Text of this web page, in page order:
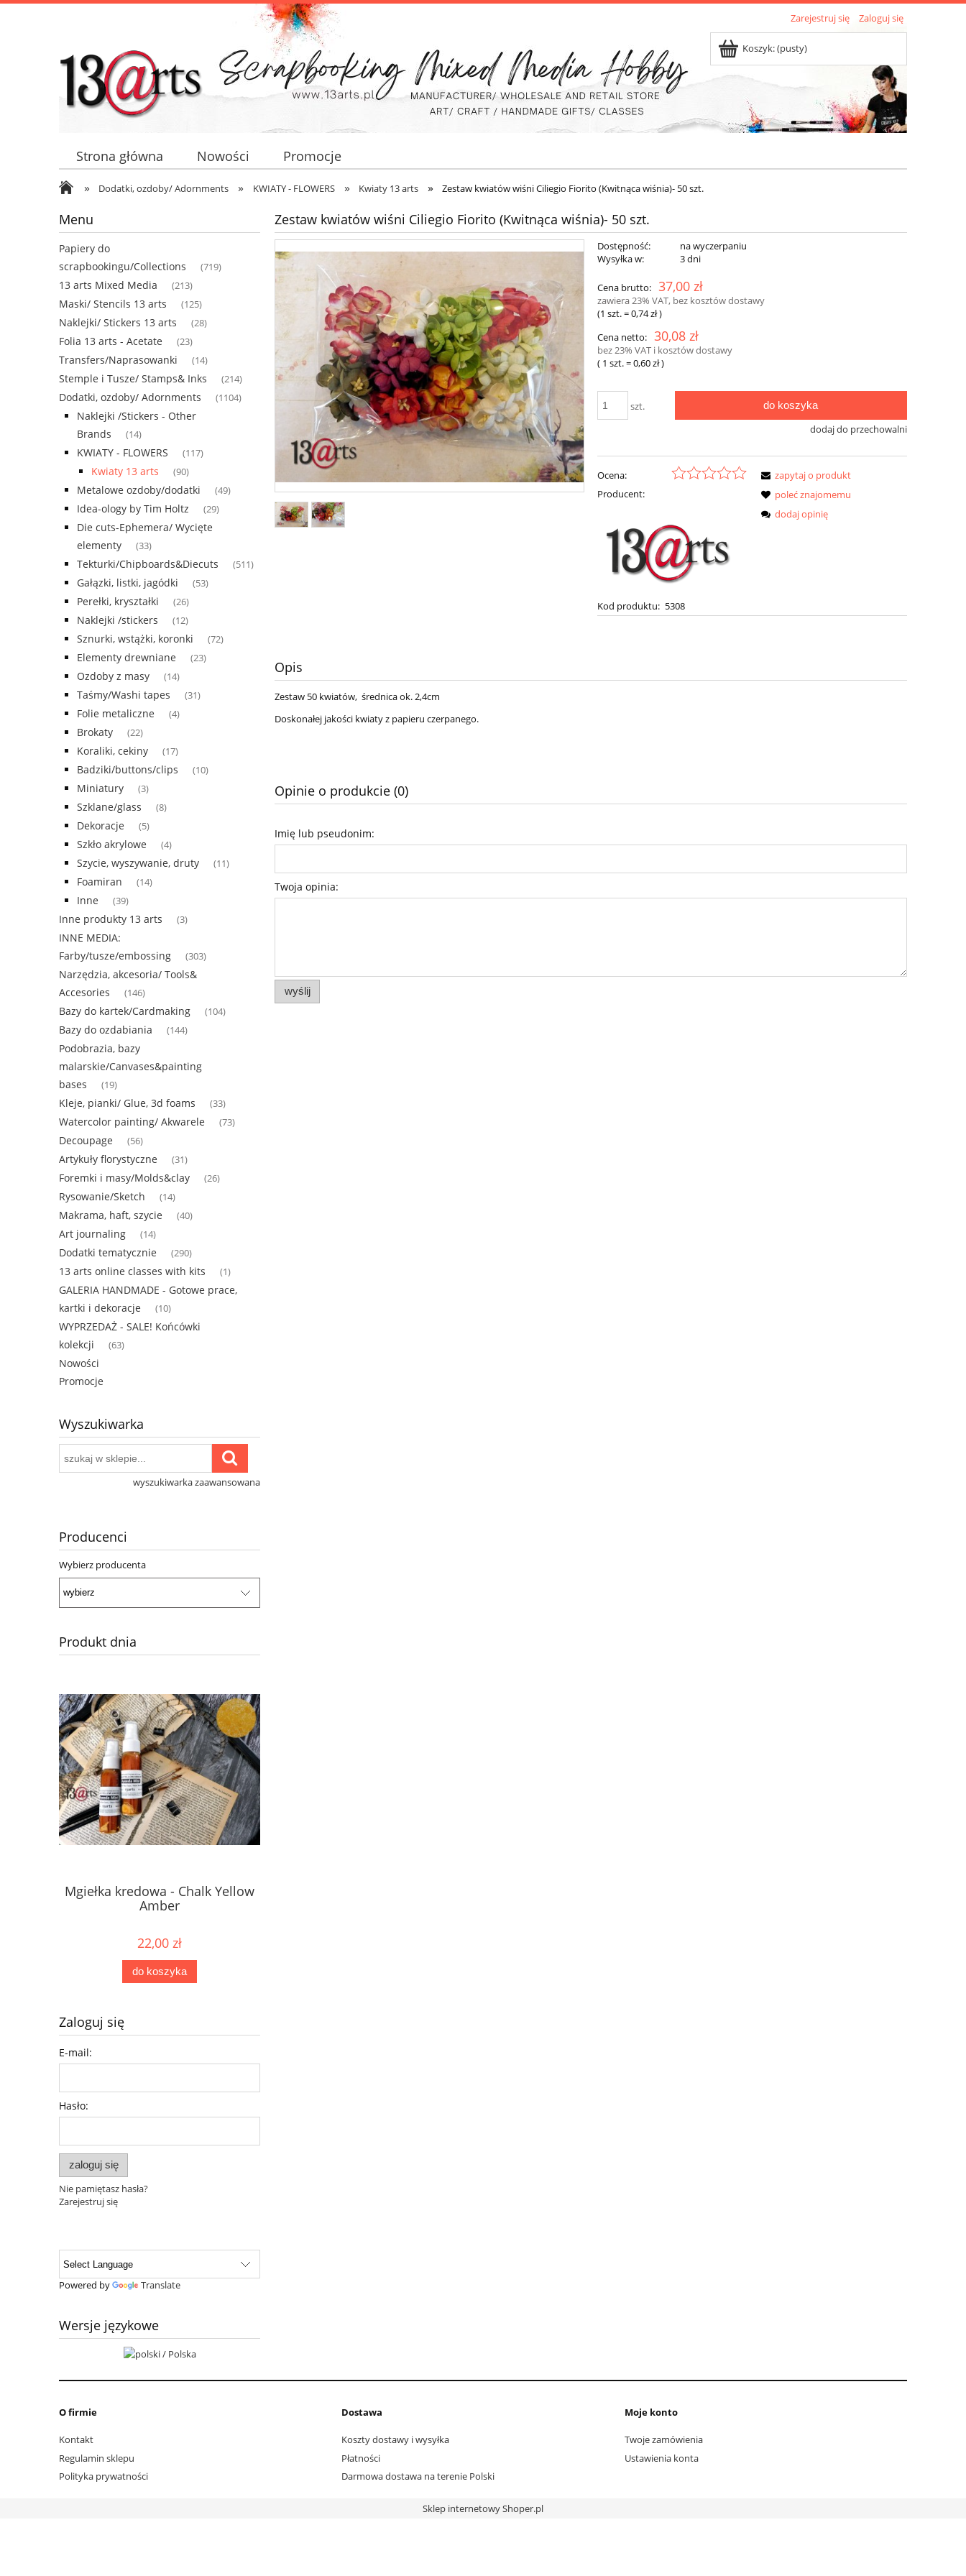
Zarejestruj się Zaloguj się
Koszyk:(pusty)
Strona główna Nowości Promocje
» Dodatki, ozdoby/ Adornments » KWIATY - FLOWERS » Kwiaty 13 arts » Zestaw kwiatów wiśni Ciliegio Fiorito (Kwitnąca wiśnia)- 50 szt.
Menu
Papiery do
scrapbookingu/Collections
(719)
13 arts Mixed Media (213)
Maski/ Stencils 13 arts (125)
Naklejki/ Stickers 13 arts (28)
Folia 13 arts - Acetate (23)
Transfers/Naprasowanki (14)
Stemple i Tusze/ Stamps& Inks (214)
Dodatki, ozdoby/ Adornments (1104)
Naklejki /Stickers - Other
Brands
(14)
KWIATY - FLOWERS (117)
Kwiaty 13 arts (90)
Metalowe ozdoby/dodatki (49)
Idea-ology by Tim Holtz (29)
Die cuts-Ephemera/ Wycięte
elementy
(33)
Tekturki/Chipboards&Diecuts (511)
Gałązki, listki, jagódki (53)
Perełki, kryształki (26)
Naklejki /stickers (12)
Sznurki, wstążki, koronki (72)
Elementy drewniane (23)
Ozdoby z masy (14)
Taśmy/Washi tapes (31)
Folie metaliczne (4)
Brokaty (22)
Koraliki, cekiny (17)
Badziki/buttons/clips (10)
Miniatury (3)
Szklane/glass (8)
Dekoracje (5)
Szkło akrylowe (4)
Szycie, wyszywanie, druty (11)
Foamiran (14)
Inne (39)
Inne produkty 13 arts (3)
INNE MEDIA:
Farby/tusze/embossing
(303)
Narzędzia, akcesoria/ Tools&
Accesories
(146)
Bazy do kartek/Cardmaking (104)
Bazy do ozdabiania (144)
Podobrazia, bazy
malarskie/Canvases&painting
bases
(19)
Kleje, pianki/ Glue, 3d foams (33)
Watercolor painting/ Akwarele (73)
Decoupage (56)
Artykuły florystyczne (31)
Foremki i masy/Molds&clay (26)
Rysowanie/Sketch (14)
Makrama, haft, szycie (40)
Art journaling (14)
Dodatki tematycznie (290)
13 arts online classes with kits (1)
GALERIA HANDMADE - Gotowe prace,
kartki i dekoracje
(10)
WYPRZEDAŻ - SALE! Końcówki
kolekcji
(63)
Nowości
Promocje
Wyszukiwarka
wyszukiwarka zaawansowana
Producenci
Wybierz producenta
Produkt dnia
Mgiełka kredowa - Chalk Yellow
Amber
22,00 zł
do koszyka
Zaloguj się
E-mail:
Hasło:
zaloguj się
Nie pamiętasz hasła?
Zarejestruj się
Powered by Translate
Wersje językowe
Zestaw kwiatów wiśni Ciliegio Fiorito (Kwitnąca wiśnia)- 50 szt.
Dostępność:
na wyczerpaniu
Wysyłka w:
3 dni
Cena brutto: 37,00 zł
zawiera 23% VAT, bez kosztów dostawy
(1szt.=0,74 zł)
Cena netto: 30,08 zł
bez 23% VAT i kosztów dostawy
( 1szt.=0,60 zł)
szt. do koszyka
dodaj do przechowalni
Ocena:
Producent:
Kod produktu: 5308
zapytaj o produkt
poleć znajomemu
dodaj opinię
Opis
Zestaw 50 kwiatów, średnica ok. 2,4cm
Doskonałej jakości kwiaty z papieru czerpanego.
Opinie o produkcie (0)
Imię lub pseudonim:
Twoja opinia:
wyślij
O firmie
Kontakt
Regulamin sklepu
Polityka prywatności
Dostawa
Koszty dostawy i wysyłka
Płatności
Darmowa dostawa na terenie Polski
Moje konto
Twoje zamówienia
Ustawienia konta
Sklep internetowy Shoper.pl